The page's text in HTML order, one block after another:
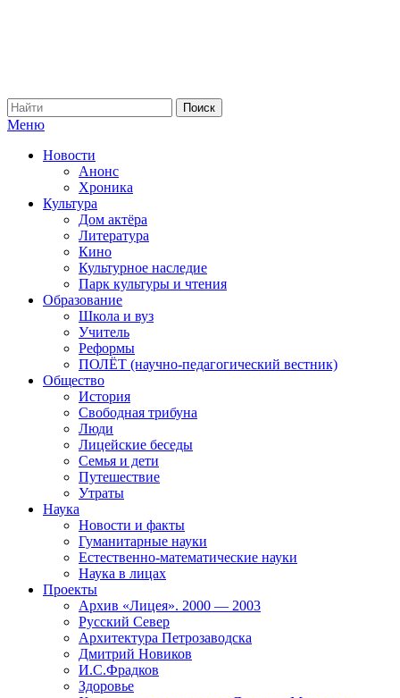
Меню
Новости
Анонс
Хроника
Культура
Дом актёра
Литература
Кино
Культурное наследие
Парк культуры и чтения
Образование
Школа и вуз
Учитель
Реформы
ПОЛЁТ (научно-педагогический вестник)
Общество
История
Свободная трибуна
Люди
Лицейские беседы
Семья и дети
Путешествие
Утраты
Наука
Новости и факты
Гуманитарные науки
Естественно-математические науки
Наука в лицах
Проекты
Архив «Лицея». 2000 — 2003
Русский Север
Архитектура Петрозаводска
Дмитрий Новиков
И.С.Фрадков
Здоровье